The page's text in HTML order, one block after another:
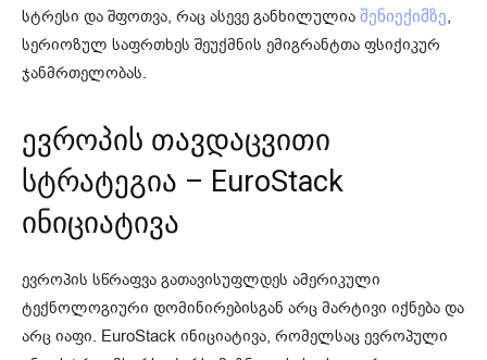
სტრესი და შფოთვა, რაც ასევე განხილულია შენიექიმზე,
სერიოზულ საფრთხეს შეუქმნის ემიგრანტთა ფსიქიკურ
ჯანმრთელობას.
ევროპის თავდაცვითი
სტრატეგია – EuroStack
ინიციატივა
ევროპის სწრაფვა გათავისუფლდეს ამერიკული
ტექნოლოგიური დომინირებისგან არც მარტივი იქნება და
არც იაფი. EuroStack ინიციატივა, რომელსაც ევროპული